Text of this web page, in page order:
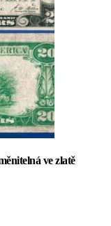
ve zlatě